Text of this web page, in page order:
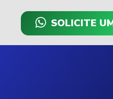
SOLICITE